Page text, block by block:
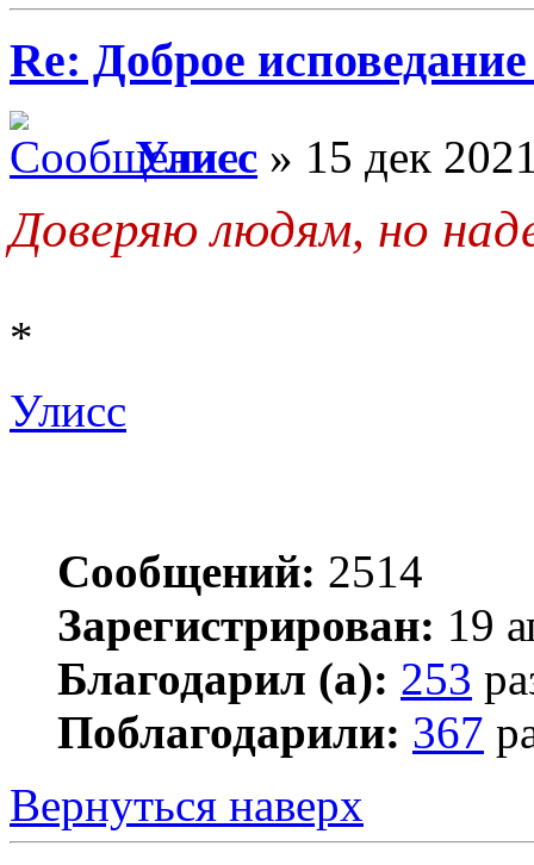
Re: Доброе
Улисс » 15 дек
Доверяю людям, но
*
Улисс
Сообщений: 2514
Зарегистрирован: 19
Благодарил (а): 253
Поблагодарили: 367
Вернуться наверх